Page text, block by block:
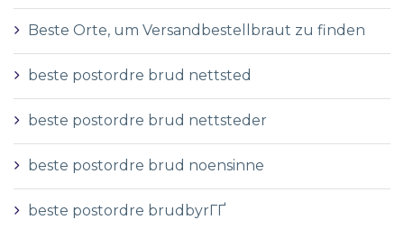
Beste Orte, um Versandbestellbraut zu finden
beste postordre brud nettsted
beste postordre brud nettsteder
beste postordre brud noensinne
beste postordre brudbyrГҐ